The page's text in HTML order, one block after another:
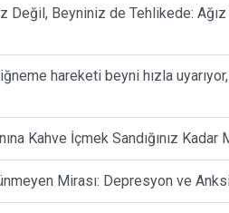
Değil, Beyniniz de Tehlikede:
hareketi beyni hızla
Kahve İçmek Sandığınız
Mirası: Depresyon ve